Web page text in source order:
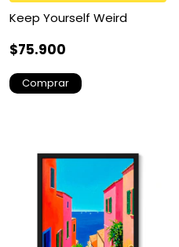
Keep Yourself Weird
$75.900
Comprar